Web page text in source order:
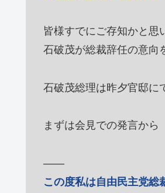
皆様すでにご存知かと思
石破茂が総裁辞任の意向
石破茂総理は昨夕官邸に
まずは会見での発言から
――
この度私は自由民主党総